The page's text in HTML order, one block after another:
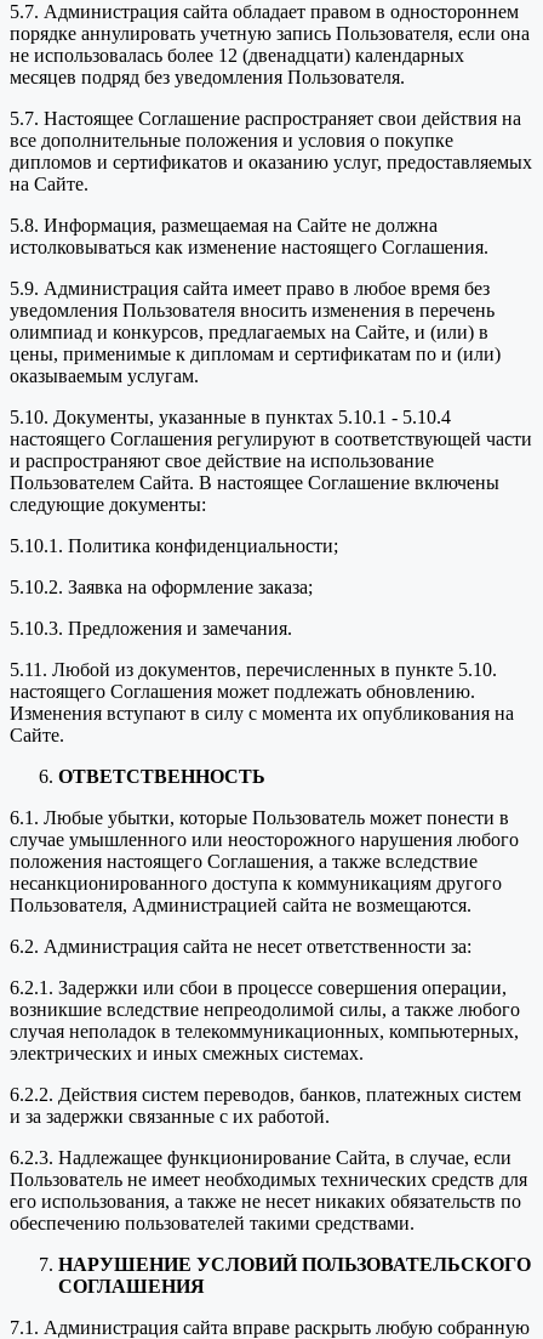
5.7. Администрация сайта обладает правом в одностороннем
порядке аннулировать учетную запись Пользователя, если она
не использовалась более 12 (двенадцати) календарных
месяцев подряд без уведомления Пользователя.
5.7. Настоящее Соглашение распространяет свои действия на
все дополнительные положения и условия о покупке
дипломов и сертификатов и оказанию услуг, предоставляемых
на Сайте.
5.8. Информация, размещаемая на Сайте не должна
истолковываться как изменение настоящего Соглашения.
5.9. Администрация сайта имеет право в любое время без
уведомления Пользователя вносить изменения в перечень
олимпиад и конкурсов, предлагаемых на Сайте, и (или) в
цены, применимые к дипломам и сертификатам по и (или)
оказываемым услугам.
5.10. Документы, указанные в пунктах 5.10.1 - 5.10.4
настоящего Соглашения регулируют в соответствующей части
и распространяют свое действие на использование
Пользователем Сайта. В настоящее Соглашение включены
следующие документы:
5.10.1. Политика конфиденциальности;
5.10.2. Заявка на оформление заказа;
5.10.3. Предложения и замечания.
5.11. Любой из документов, перечисленных в пункте 5.10.
настоящего Соглашения может подлежать обновлению.
Изменения вступают в силу с момента их опубликования на
Сайте.
ОТВЕТСТВЕННОСТЬ
6.1. Любые убытки, которые Пользователь может понести в
случае умышленного или неосторожного нарушения любого
положения настоящего Соглашения, а также вследствие
несанкционированного доступа к коммуникациям другого
Пользователя, Администрацией сайта не возмещаются.
6.2. Администрация сайта не несет ответственности за:
6.2.1. Задержки или сбои в процессе совершения операции,
возникшие вследствие непреодолимой силы, а также любого
случая неполадок в телекоммуникационных, компьютерных,
электрических и иных смежных системах.
6.2.2. Действия систем переводов, банков, платежных систем
и за задержки связанные с их работой.
6.2.3. Надлежащее функционирование Сайта, в случае, если
Пользователь не имеет необходимых технических средств для
его использования, а также не несет никаких обязательств по
обеспечению пользователей такими средствами.
НАРУШЕНИЕ УСЛОВИЙ ПОЛЬЗОВАТЕЛЬСКОГО
СОГЛАШЕНИЯ
7.1. Администрация сайта вправе раскрыть любую собранную